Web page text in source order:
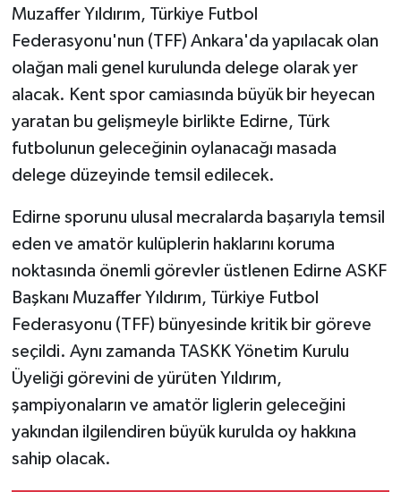
Muzaffer Yıldırım, Türkiye Futbol
Federasyonu'nun (TFF) Ankara'da yapılacak olan
olağan mali genel kurulunda delege olarak yer
alacak. Kent spor camiasında büyük bir heyecan
yaratan bu gelişmeyle birlikte Edirne, Türk
futbolunun geleceğinin oylanacağı masada
delege düzeyinde temsil edilecek.
Edirne sporunu ulusal mecralarda başarıyla temsil
eden ve amatör kulüplerin haklarını koruma
noktasında önemli görevler üstlenen Edirne ASKF
Başkanı Muzaffer Yıldırım, Türkiye Futbol
Federasyonu (TFF) bünyesinde kritik bir göreve
seçildi. Aynı zamanda TASKK Yönetim Kurulu
Üyeliği görevini de yürüten Yıldırım,
şampiyonaların ve amatör liglerin geleceğini
yakından ilgilendiren büyük kurulda oy hakkına
sahip olacak.